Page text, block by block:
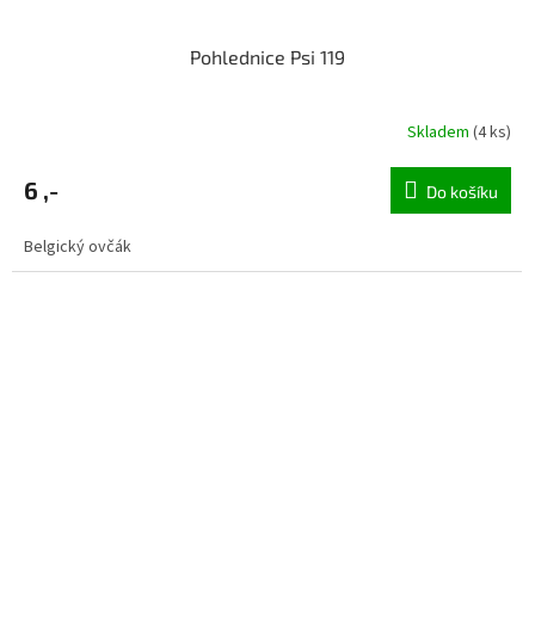
Pohlednice Psi 119
Skladem (4 ks)
6 ,- Do košíku
Belgický ovčák